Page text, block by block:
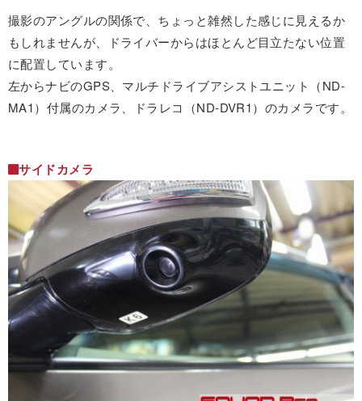
撮影のアングルの関係で、ちょっと雑然した感じに見えるか
もしれませんが、ドライバーからはほとんど目立たない位置
に配置しています。
左からナビのGPS、マルチドライブアシストユニット（ND-
MA1）付属のカメラ、ドラレコ（ND-DVR1）のカメラです。
サイドカメラ